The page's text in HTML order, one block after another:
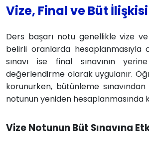
Vize, Final ve Büt
Ders başarı notu genellikle vize ve
belirli oranlarda hesaplanmasıyla
sınavı ise final sınavının
değerlendirme olarak uygulanır.
korunurken, bütünleme sınavından
notunun yeniden hesaplanmasında
Vize Notunun Büt Sınavına